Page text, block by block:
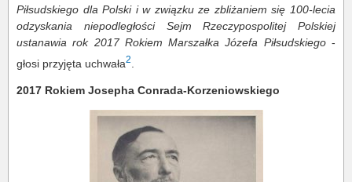
Piłsudskiego dla Polski i w związku ze zbliżaniem się 100-lecia
odzyskania niepodległości Sejm Rzeczypospolitej Polskiej
ustanawia rok 2017 Rokiem Marszałka Józefa Piłsudskiego-
głosi przyjęta uchwała2
2017 Rokiem Josepha Conrada-Korzeniowskiego